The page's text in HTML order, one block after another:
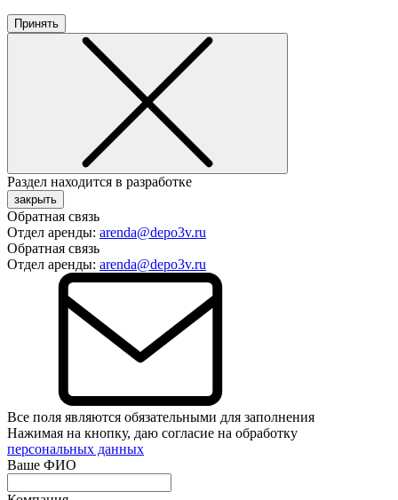
Принять
Раздел находится в разработке
закрыть
Обратная связь
Отдел аренды: arenda@depo3v.ru
Обратная связь
Отдел аренды: arenda@depo3v.ru
Все поля являются обязательными для заполнения
Нажимая на кнопку, даю согласие на обработку
персональных данных
Ваше ФИО